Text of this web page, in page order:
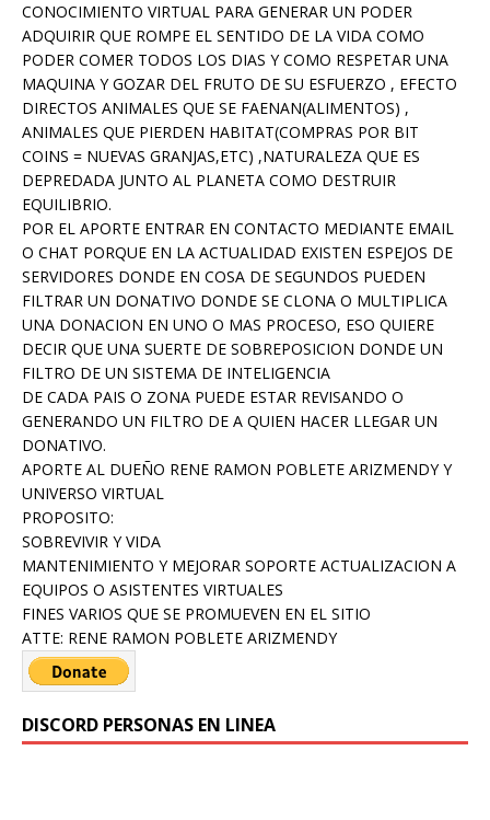
CONOCIMIENTO VIRTUAL PARA GENERAR UN PODER
ADQUIRIR QUE ROMPE EL SENTIDO DE LA VIDA COMO
PODER COMER TODOS LOS DIAS Y COMO RESPETAR UNA
MAQUINA Y GOZAR DEL FRUTO DE SU ESFUERZO , EFECTO
DIRECTOS ANIMALES QUE SE FAENAN(ALIMENTOS) ,
ANIMALES QUE PIERDEN HABITAT(COMPRAS POR BIT
COINS = NUEVAS GRANJAS,ETC) ,NATURALEZA QUE ES
DEPREDADA JUNTO AL PLANETA COMO DESTRUIR
EQUILIBRIO.
POR EL APORTE ENTRAR EN CONTACTO MEDIANTE EMAIL
O CHAT PORQUE EN LA ACTUALIDAD EXISTEN ESPEJOS DE
SERVIDORES DONDE EN COSA DE SEGUNDOS PUEDEN
FILTRAR UN DONATIVO DONDE SE CLONA O MULTIPLICA
UNA DONACION EN UNO O MAS PROCESO, ESO QUIERE
DECIR QUE UNA SUERTE DE SOBREPOSICION DONDE UN
FILTRO DE UN SISTEMA DE INTELIGENCIA
DE CADA PAIS O ZONA PUEDE ESTAR REVISANDO O
GENERANDO UN FILTRO DE A QUIEN HACER LLEGAR UN
DONATIVO.
APORTE AL DUEÑO RENE RAMON POBLETE ARIZMENDY Y
UNIVERSO VIRTUAL
PROPOSITO:
SOBREVIVIR Y VIDA
MANTENIMIENTO Y MEJORAR SOPORTE ACTUALIZACION A
EQUIPOS O ASISTENTES VIRTUALES
FINES VARIOS QUE SE PROMUEVEN EN EL SITIO
ATTE: RENE RAMON POBLETE ARIZMENDY
DISCORD PERSONAS EN LINEA